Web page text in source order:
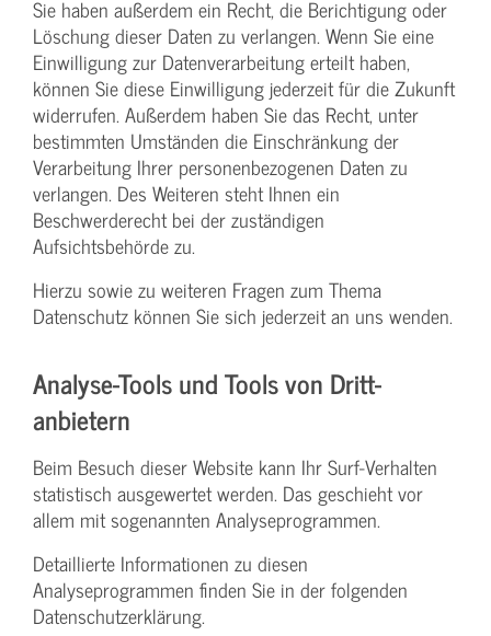
Sie haben außerdem ein Recht, die Berichtigung oder
Löschung dieser Daten zu verlangen. Wenn Sie eine
Einwilligung zur Datenverarbeitung erteilt haben,
können Sie diese Einwilligung jederzeit für die Zukunft
widerrufen. Außerdem haben Sie das Recht, unter
bestimmten Umständen die Einschränkung der
Verarbeitung Ihrer personenbezogenen Daten zu
verlangen. Des Weiteren steht Ihnen ein
Beschwerderecht bei der zuständigen
Aufsichtsbehörde zu.
Hierzu sowie zu weiteren Fragen zum Thema
Datenschutz können Sie sich jederzeit an uns wenden.
Analyse-Tools und Tools von Dritt­
anbietern
Beim Besuch dieser Website kann Ihr Surf-Verhalten
statistisch ausgewertet werden. Das geschieht vor
allem mit sogenannten Analyseprogrammen.
Detaillierte Informationen zu diesen
Analyseprogrammen finden Sie in der folgenden
Datenschutzerklärung.